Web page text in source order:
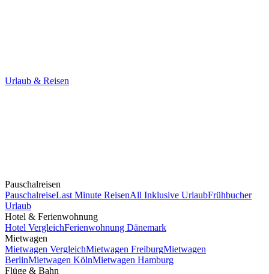
Urlaub & Reisen
Pauschalreisen
PauschalreiseLast Minute ReisenAll Inklusive UrlaubFrühbucher
Urlaub
Hotel & Ferienwohnung
Hotel VergleichFerienwohnung Dänemark
Mietwagen
Mietwagen VergleichMietwagen FreiburgMietwagen
BerlinMietwagen KölnMietwagen Hamburg
Flüge & Bahn